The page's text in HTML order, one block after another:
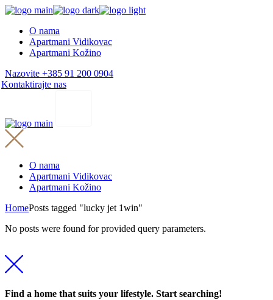
Skip
content
O nama
Apartmani Vidikovac
Apartmani Kožino
Nazovite +385 91 200 0904
Kontaktirajte nas
O nama
Apartmani Vidikovac
Apartmani Kožino
HomePosts tagged "lucky jet 1win"
No posts were found for provided query parameters.
Find a home that suits your lifestyle. Start searching!